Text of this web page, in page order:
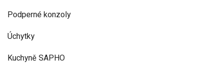
Podperné konzoly
Úchytky
Kuchyně SAPHO